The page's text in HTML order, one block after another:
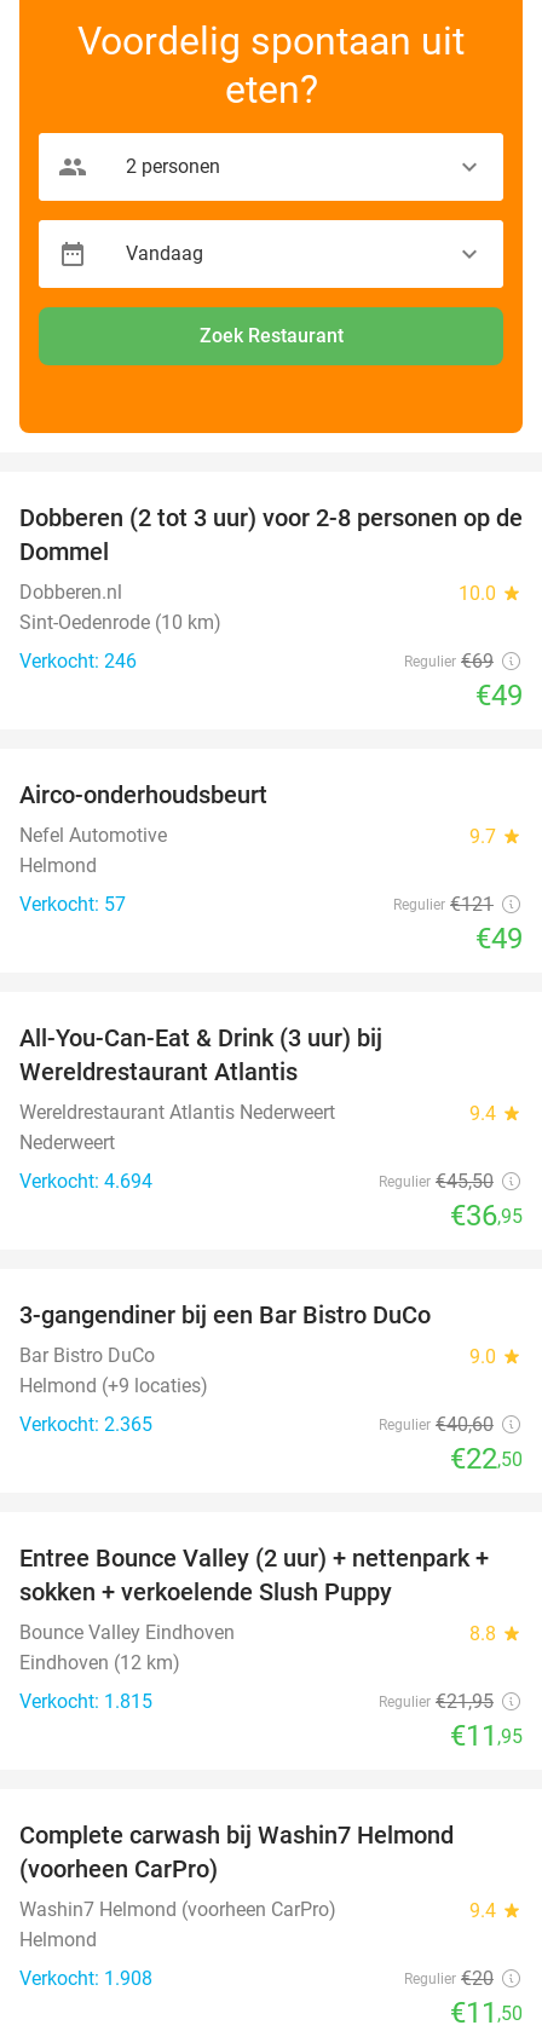
Voordelig spontaan uit
eten?
Zoek Restaurant
29%
Dobberen (2 tot 3 uur) voor 2-8 personen op de
Dommel
Dobberen.nl 10.0 star
Sint-Oedenrode (10 km)
Verkocht: 246
Regulier €69
€49
Airco-onderhoudsbeurt
Nefel Automotive 9.7 star
Helmond
Verkocht: 57
Regulier €121
€49
All-You-Can-Eat & Drink (3 uur) bij
Wereldrestaurant Atlantis
Wereldrestaurant Atlantis Nederweert 9.4 star
Nederweert
Verkocht: 4.694
Regulier €45,50
€36,95
3-gangendiner bij een Bar Bistro DuCo
Bar Bistro DuCo 9.0 star
Helmond (+9 locaties)
Verkocht: 2.365
Regulier €40,60
€22,50
46%
Entree Bounce Valley (2 uur) + nettenpark +
sokken + verkoelende Slush Puppy
Bounce Valley Eindhoven 8.8 star
Eindhoven (12 km)
Verkocht: 1.815
Regulier €21,95
€11 ,95
Complete carwash bij Washin7 Helmond
(voorheen CarPro)
Washin7 Helmond (voorheen CarPro) 9.4 star
Helmond
Verkocht: 1.908
Regulier €20
€11 ,50